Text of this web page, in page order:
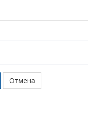
Отмена